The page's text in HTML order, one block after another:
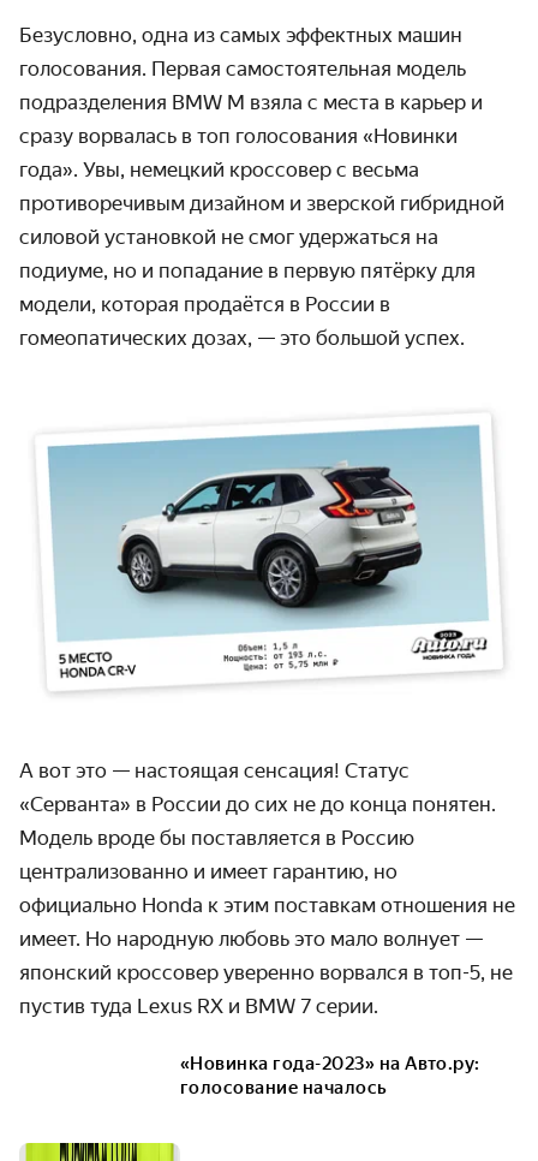
Безусловно, одна из самых эффектных машин
голосования. Первая самостоятельная модель
подразделения BMW M взяла с места в карьер и
сразу ворвалась в топ голосования «Новинки
года». Увы, немецкий кроссовер с весьма
противоречивым дизайном и зверской гибридной
силовой установкой не смог удержаться на
подиуме, но и попадание в первую пятёрку для
модели, которая продаётся в России в
гомеопатических дозах, — это большой успех.
А вот это — настоящая сенсация! Статус
«Серванта» в России до сих не до конца понятен.
Модель вроде бы поставляется в Россию
централизованно и имеет гарантию, но
официально Honda к этим поставкам отношения не
имеет. Но народную любовь это мало волнует —
японский кроссовер уверенно ворвался в топ-5, не
пустив туда Lexus RX и BMW 7 серии.
«Новинка года-2023» на Авто.ру:
голосование началось